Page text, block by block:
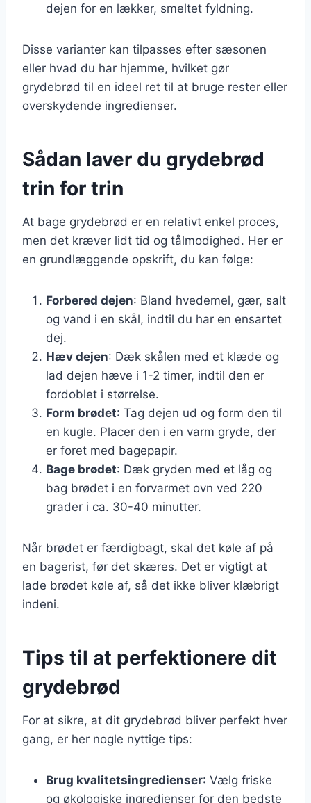
dejen for en lækker, smeltet fyldning.
Disse varianter kan tilpasses efter sæsonen
eller hvad du har hjemme, hvilket gør
grydebrød til en ideel ret til at bruge rester eller
overskydende ingredienser.
Sådan laver du grydebrød
trin for trin
At bage grydebrød er en relativt enkel proces,
men det kræver lidt tid og tålmodighed. Her er
en grundlæggende opskrift, du kan følge:
Forbered dejen: Bland hvedemel, gær, salt
og vand i en skål, indtil du har en ensartet
dej.
Hæv dejen: Dæk skålen med et klæde og
lad dejen hæve i 1-2 timer, indtil den er
fordoblet i størrelse.
Form brødet: Tag dejen ud og form den til
en kugle. Placer den i en varm gryde, der
er foret med bagepapir.
Bage brødet: Dæk gryden med et låg og
bag brødet i en forvarmet ovn ved 220
grader i ca. 30-40 minutter.
Når brødet er færdigbagt, skal det køle af på
en bagerist, før det skæres. Det er vigtigt at
lade brødet køle af, så det ikke bliver klæbrigt
indeni.
Tips til at perfektionere dit
grydebrød
For at sikre, at dit grydebrød bliver perfekt hver
gang, er her nogle nyttige tips:
Brug kvalitetsingredienser: Vælg friske
og økologiske ingredienser for den bedste